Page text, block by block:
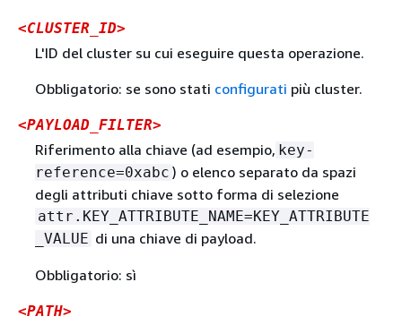
<CLUSTER_ID>
L'ID del cluster su cui eseguire questa operazione.
Obbligatorio: se sono stati configurati più cluster.
<PAYLOAD_FILTER>
Riferimento alla chiave (ad esempio, key-
reference=0xabc ) o elenco separato da spazi
degli attributi chiave sotto forma di selezione
attr.KEY_ATTRIBUTE_NAME=KEY_ATTRIBUTE
_VALUE di una chiave di payload.
Obbligatorio: sì
<PATH>